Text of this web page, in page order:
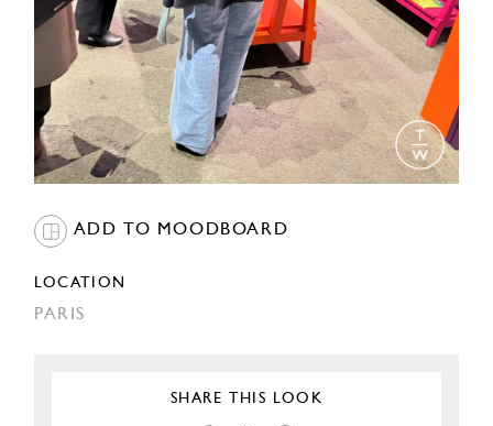
ADD TO MOODBOARD
LOCATION
PARIS
SHARE THIS LOOK